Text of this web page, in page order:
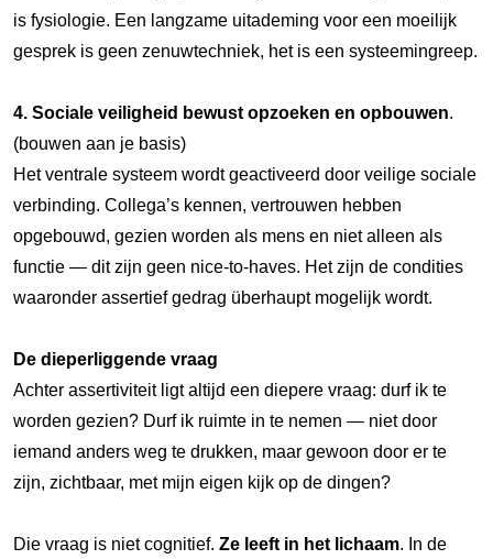
is fysiologie. Een langzame uitademing voor een moeilijk
gesprek is geen zenuwtechniek, het is een systeemingreep.
4. Sociale veiligheid bewust opzoeken en opbouwen.
(bouwen aan je basis)
Het ventrale systeem wordt geactiveerd door veilige sociale
verbinding. Collega’s kennen, vertrouwen hebben
opgebouwd, gezien worden als mens en niet alleen als
functie — dit zijn geen nice-to-haves. Het zijn de condities
waaronder assertief gedrag überhaupt mogelijk wordt.
De dieperliggende vraag
Achter assertiviteit ligt altijd een diepere vraag: durf ik te
worden gezien? Durf ik ruimte in te nemen — niet door
iemand anders weg te drukken, maar gewoon door er te
zijn, zichtbaar, met mijn eigen kijk op de dingen?
Die vraag is niet cognitief. Ze leeft in het lichaam. In de